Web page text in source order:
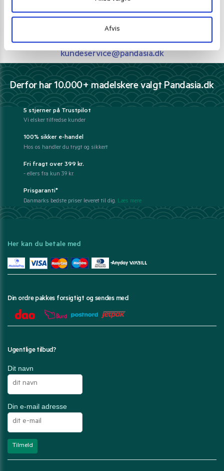
Afvis
Telefon support
kundeservice@pandasia.dk
Derfor har 10.000+ madelskere valgt Pandasia.dk
5 stjerner på Trustpilot
Vi elsker tilfredse kunder
100% sikker e-handel
Hos os handler du trygt og sikkert
Fri fragt over 399 kr.
- ellers fra kun 39 kr.
Prisgaranti*
Danmarks bedste priser leveret til dig. Læs mere
Her kan du betale med
Din ordre pakkes forsigtigt og sendes med
Ugentlige tilbud?
Dit navn
Din e-mail adresse